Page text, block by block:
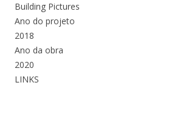
Building Pictures
Ano do projeto
2018
Ano da obra
2020
LINKS